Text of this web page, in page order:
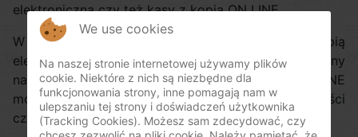
elektroniczną czy też kasy z kopią ON LINE.
W przypadku kas lub drukarek z kopią
elektroniczną fiskalizacja trwa około pół godziny
natomiast fiskalizacja urządzenia z kopią OnLINE
może trwać znacznie dłużej z powodu konieczności
czekania na zwrotne potwierdzenie z repozytorium.
We use cookies
Na naszej stronie internetowej używamy plików
cookie. Niektóre z nich są niezbędne dla
funkcjonowania strony, inne pomagają nam w
ulepszaniu tej strony i doświadczeń użytkownika
(Tracking Cookies). Możesz sam zdecydować, czy